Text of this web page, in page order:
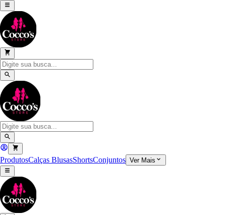
ProdutosCalças BlusasShortsConjuntos Ver Mais